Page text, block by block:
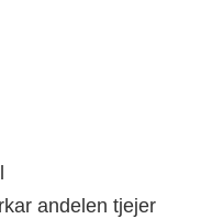
andelen tjejer